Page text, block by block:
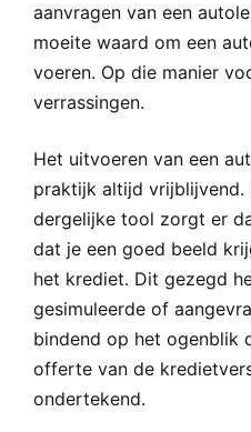
aanvragen van een
moeite waard om een
voeren. Op die manier
verrassingen.
Het uitvoeren van een
praktijk altijd vrijblijvend.
dergelijke tool zorgt er
dat je een goed beeld
het krediet. Dit gezegd
gesimuleerde of
bindend op het ogenblik
offerte van de
ondertekend.